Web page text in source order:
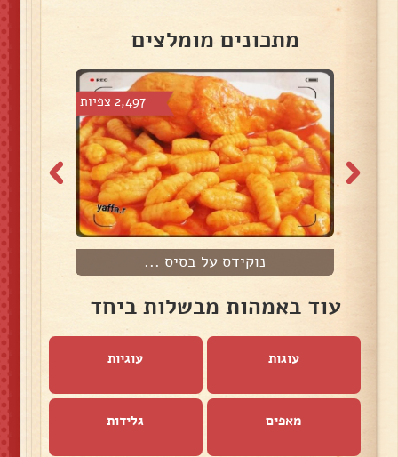
מתכונים מומלצים
2,497 צפיות
נוקידס על בסיס ...
עוד באמהות מבשלות ביחד
עוגות עוגיות
מאפים גלידות